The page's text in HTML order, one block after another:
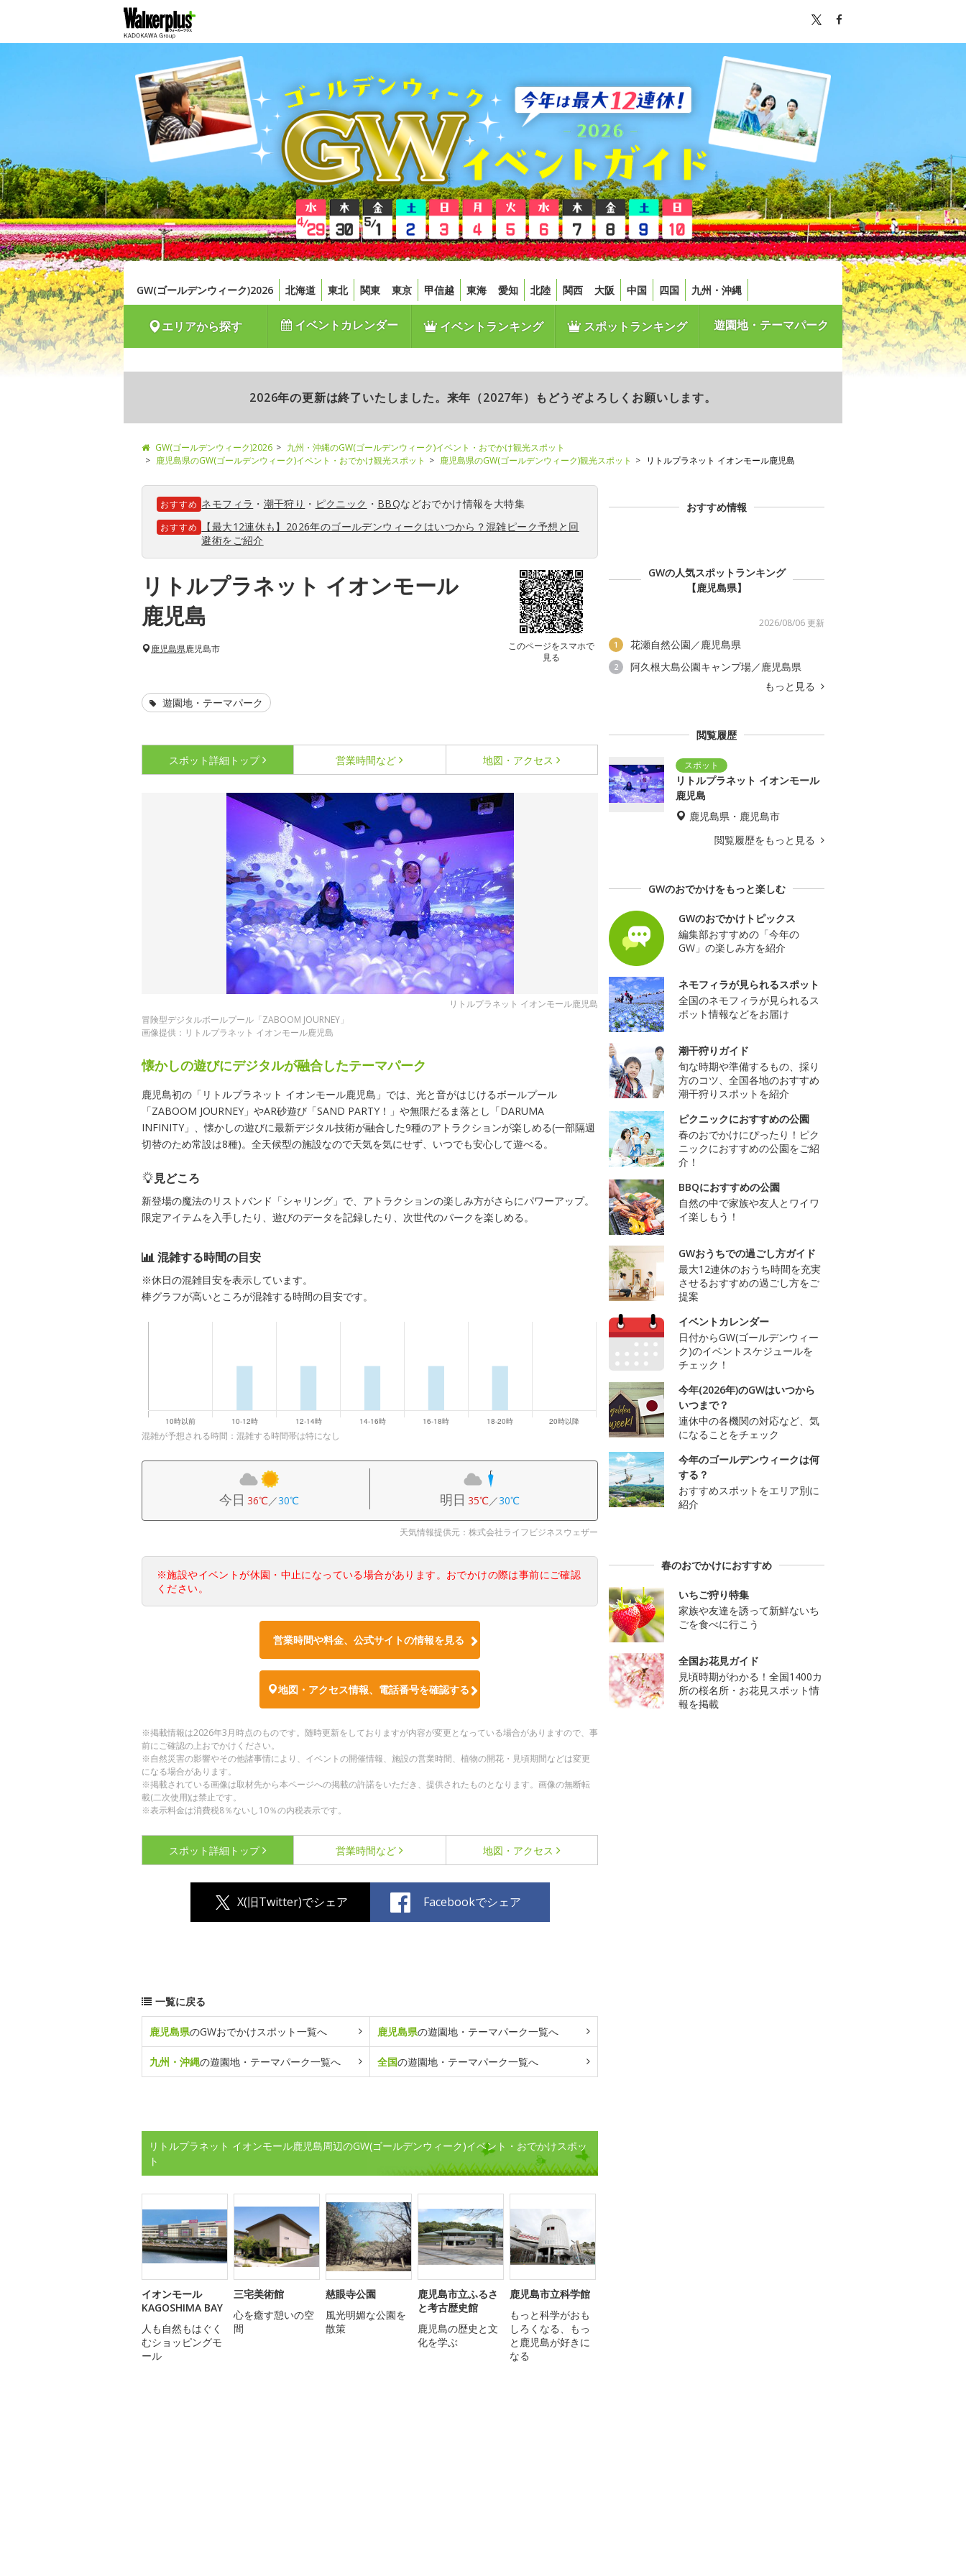
GW(ゴールデンウィーク)2026 北海道 東北 関東 東京 甲信越 東海 愛知 北陸 関西 大阪 中国 四国 九州・沖縄
エリアから探す イベントカレンダー イベントランキング スポットランキング 遊園地・テーマパーク
2026年の更新は終了いたしました。来年（2027年）もどうぞよろしくお願いします。
GW(ゴールデンウィーク)2026
九州・沖縄のGW(ゴールデンウィーク)イベント・おでかけ観光スポット
鹿児島県のGW(ゴールデンウィーク)イベント・おでかけ観光スポット
鹿児島県のGW(ゴールデンウィーク)観光スポット リトルプラネット イオンモール鹿児島
おすすめ ネモフィラ ・ 潮干狩り ・ ピクニック ・ BBQなどおでかけ情報を大特集
おすすめ
【最大12連休も】2026年のゴールデンウィークはいつから？混雑ピーク予想と回
避術をご紹介
リトルプラネット イオンモール
鹿児島
このページをスマホで
見る
鹿児島県鹿児島市
遊園地・テーマパーク
スポット詳細 トップ 営業時間など 地図・アクセス
リトルプラネット イオンモール鹿児島
冒険型デジタルボールプール「ZABOOM JOURNEY」
画像提供：リトルプラネット イオンモール鹿児島
懐かしの遊びにデジタルが融合したテーマパーク
鹿児島初の「リトルプラネット イオンモール鹿児島」では、光と音がはじけるボールプール
「ZABOOM JOURNEY」やAR砂遊び「SAND PARTY！」や無限だるま落とし「DARUMA
INFINITY」、懐かしの遊びに最新デジタル技術が融合した9種のアトラクションが楽しめる(一部隔週
切替のため常設は8種)。全天候型の施設なので天気を気にせず、いつでも安心して遊べる。
見どころ
新登場の魔法のリストバンド「シャリング」で、アトラクションの楽しみ方がさらにパワーアップ。
限定アイテムを入手したり、遊びのデータを記録したり、次世代のパークを楽しめる。
混雑する時間の目安
※休日の混雑目安を表示しています。
棒グラフが高いところが混雑する時間の目安です。
混雑が予想される時間：混雑する時間帯は特になし
今日 36℃／30℃ 明日 35℃／30℃
天気情報提供元：株式会社ライフビジネスウェザー
※施設やイベントが休園・中止になっている場合があります。おでかけの際は事前にご確認
ください。
営業時間や料金、公式サイトの情報を見る
地図・アクセス情報、電話番号を確認する
※掲載情報は2026年3月時点のものです。随時更新をしておりますが内容が変更となっている場合がありますので、事
前にご確認の上おでかけください。
※自然災害の影響やその他諸事情により、イベントの開催情報、施設の営業時間、植物の開花・見頃期間などは変更
になる場合があります。
※掲載されている画像は取材先から本ページへの掲載の許諾をいただき、提供されたものとなります。画像の無断転
載(二次使用)は禁止です。
※表示料金は消費税8％ないし10％の内税表示です。
スポット詳細 トップ 営業時間など 地図・アクセス
X(旧Twitter)でシェア Facebookでシェア
一覧に戻る
鹿児島県のGWおでかけスポット一覧へ 鹿児島県の遊園地・テーマパーク一覧へ
九州・沖縄の遊園地・テーマパーク一覧へ 全国の遊園地・テーマパーク一覧へ
リトルプラネット イオンモール鹿児島周辺のGW(ゴールデンウィーク)イベント・おでかけスポッ
ト
イオンモール
KAGOSHIMA BAY
人も自然もはぐく
むショッピングモ
ール
三宅美術館
心を癒す憩いの空
間
慈眼寺公園
風光明媚な公園を
散策
鹿児島市立ふるさ
と考古歴史館
鹿児島の歴史と文
化を学ぶ
鹿児島市立科学館
もっと科学がおも
しろくなる、もっ
と鹿児島が好きに
なる
おすすめ情報
GWの人気スポットランキング
【鹿児島県】
2026/08/06 更新
1 花瀬自然公園／鹿児島県
2
阿久根大島公園キャンプ場／鹿児島県
もっと見る
閲覧履歴
リトルプラネット イオンモール
鹿児島
鹿児島県・鹿児島市
閲覧履歴をもっと見る
GWのおでかけをもっと楽しむ
GWのおでかけトピックス
編集部おすすめの「今年の
GW」の楽しみ方を紹介
ネモフィラが見られるスポット
全国のネモフィラが見られるス
ポット情報などをお届け
潮干狩りガイド
旬な時期や準備するもの、採り
方のコツ、全国各地のおすすめ
潮干狩りスポットを紹介
ピクニックにおすすめの公園
春のおでかけにぴったり！ピク
ニックにおすすめの公園をご紹
介！
BBQにおすすめの公園
自然の中で家族や友人とワイワ
イ楽しもう！
GWおうちでの過ごし方ガイド
最大12連休のおうち時間を充実
させるおすすめの過ごし方をご
提案
イベントカレンダー
日付からGW(ゴールデンウィー
ク)のイベントスケジュールを
チェック！
今年(2026年)のGWはいつから
いつまで？
連休中の各機関の対応など、気
になることをチェック
今年のゴールデンウィークは何
する？
おすすめスポットをエリア別に
紹介
春のおでかけにおすすめ
いちご狩り特集
家族や友達を誘って新鮮ないち
ごを食べに行こう
全国お花見ガイド
見頃時期がわかる！全国1400カ
所の桜名所・お花見スポット情
報を掲載